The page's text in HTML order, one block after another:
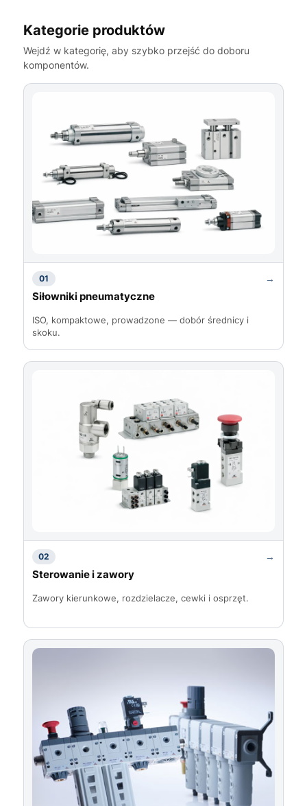
Kategorie produktów
Wejdź w kategorię, aby szybko przejść do doboru
komponentów.
01 →
Siłowniki pneumatyczne
ISO, kompaktowe, prowadzone — dobór średnicy i
skoku.
02 →
Sterowanie i zawory
Zawory kierunkowe, rozdzielacze, cewki i osprzęt.